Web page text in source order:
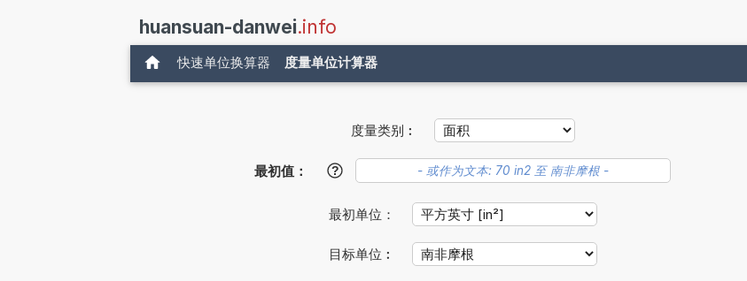
huansuan-danwei.info
快速单位换算器 度量单位计算器
度量类别︰
最初值： ?
最初单位：
目标单位︰